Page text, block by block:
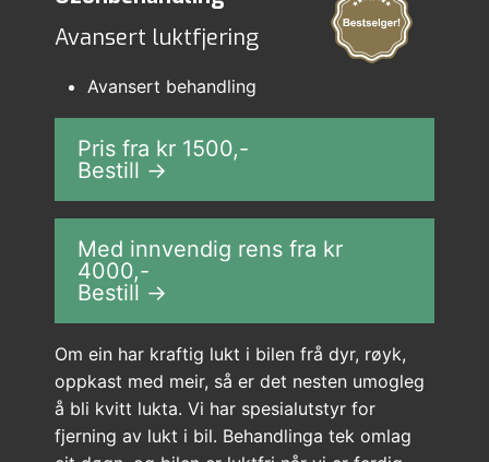
Avansert luktfjering
Avansert behandling
Pris fra kr 1500,-
Bestill →
Med innvendig rens fra kr
4000,-
Bestill →
Om ein har kraftig lukt i bilen frå dyr, røyk,
oppkast med meir, så er det nesten umogleg
å bli kvitt lukta. Vi har spesialutstyr for
fjerning av lukt i bil. Behandlinga tek omlag